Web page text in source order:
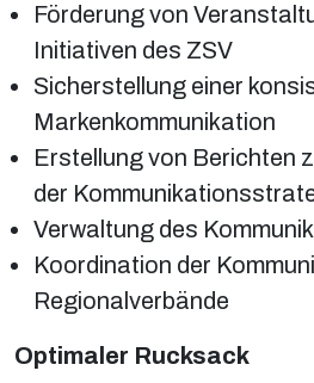
Förderung von
Initiativen des ZSV
Sicherstellung einer
Markenkommunikation
Erstellung von Berichten
der
Verwaltung des
Koordination der
Regionalverbände
Optimaler Rucksack